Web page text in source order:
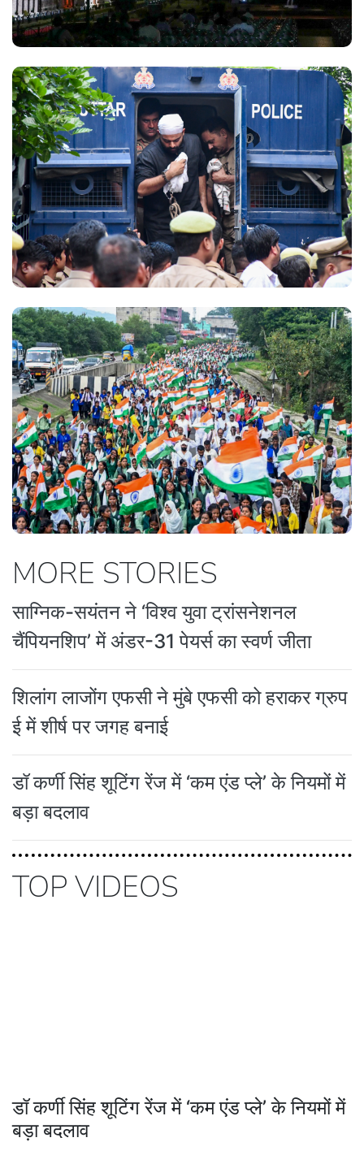
MORE STORIES
साग्निक-सयंतन ने ‘विश्व युवा ट्रांसनेशनल
चैंपियनशिप’ में अंडर-31 पेयर्स का स्वर्ण जीता
शिलांग लाजोंग एफसी ने मुंबे एफसी को हराकर ग्रुप
ई में शीर्ष पर जगह बनाई
डॉ कर्णी सिंह शूटिंग रेंज में ‘कम एंड प्ले’ के नियमों में
बड़ा बदलाव
TOP VIDEOS
डॉ कर्णी सिंह शूटिंग रेंज में ‘कम एंड प्ले’ के नियमों में
बड़ा बदलाव